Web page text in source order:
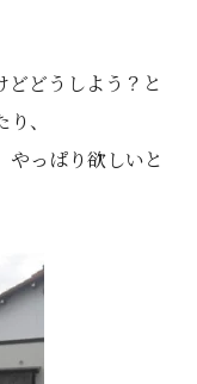
どうしよう？と
、
っぱり欲しいと